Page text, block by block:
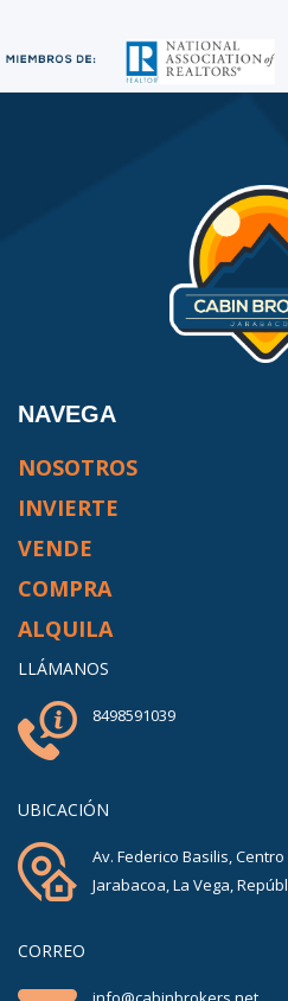
NAVEGA
NOSOTROS
INVIERTE
VENDE
COMPRA
ALQUILA
LLÁMANOS
8498591039
UBICACIÓN
Av. Federico Basilis,
Jarabacoa, La Vega,
CORREO